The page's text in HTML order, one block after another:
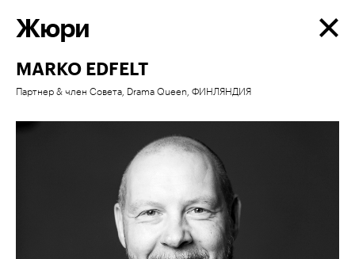
Жюри
MARKO EDFELT
Партнер & член Совета, Drama Queen, ФИНЛЯНДИЯ